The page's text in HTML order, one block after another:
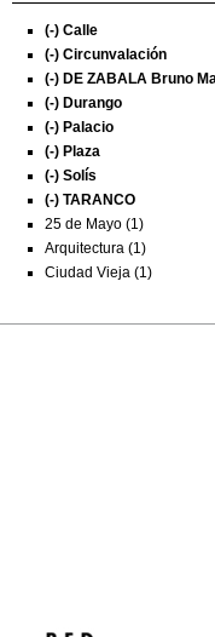
(-) Calle
(-) Circunvalación
(-) DE ZABALA Bruno
(-) Durango
(-) Palacio
(-) Plaza
(-) Solís
(-) TARANCO
25 de Mayo (1)
Arquitectura (1)
Ciudad Vieja (1)